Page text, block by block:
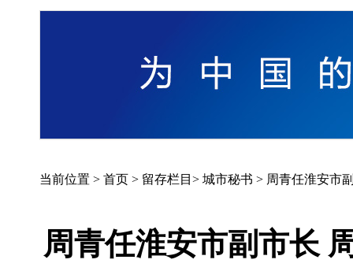
当前位置 > 首页 > 留存栏目 > 城市秘书 > 周青任淮安市
周青任淮安市副市长